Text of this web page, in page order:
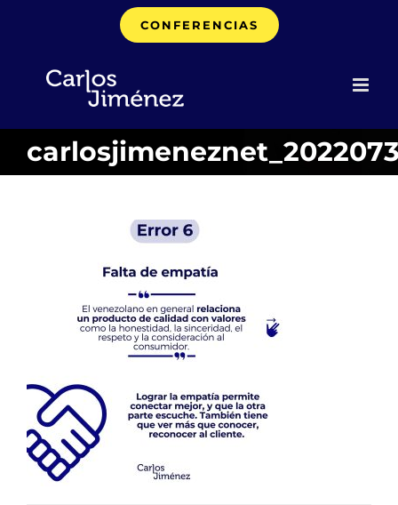
CONFERENCIAS